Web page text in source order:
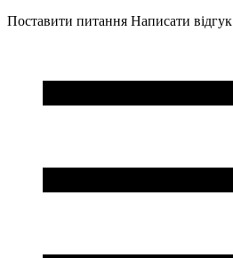
Поставити питання Написати відгук